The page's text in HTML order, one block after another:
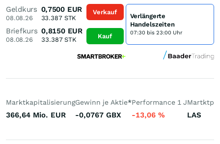
Geldkurs
08.08.26
0,7500 EUR
33.387STK
Briefkurs
08.08.26
0,8150 EUR
33.387STK
Verkauf
Kauf
Verlängerte
Handelszeiten
07:30 bis 23:00 Uhr
Marktkapitalisierung
366,64 Mio. EUR
Gewinn je Aktie*
-0,0767 GBX
Performance 1 J
-13,06 % LAS